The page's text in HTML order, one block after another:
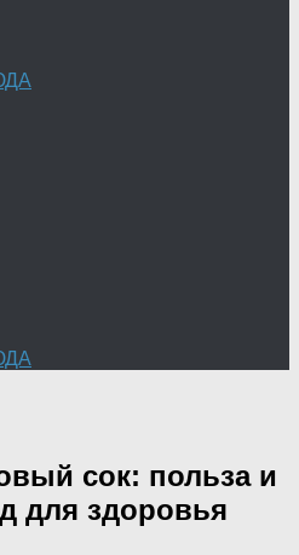
сок: польза и
для здоровья